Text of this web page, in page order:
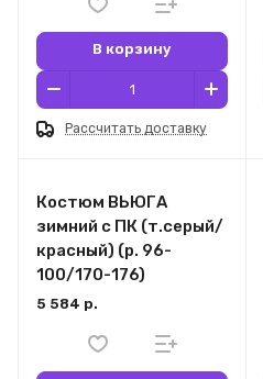
В корзину
Рассчитать доставку
Костюм ВЬЮГА
зимний с ПК (т.серый/
красный) (р. 96-
100/170-176)
5 584 р.